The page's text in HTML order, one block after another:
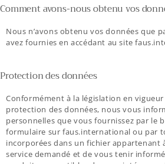
Comment avons-nous obtenu vos
Nous n’avons obtenu vos données que
avez fournies en accédant au site
Protection des données
Conformément à la législation en
protection des données, nous vous
personnelles que vous fournissez par le
formulaire sur faus.international ou par
incorporées dans un fichier appartenant
service demandé et de vous tenir